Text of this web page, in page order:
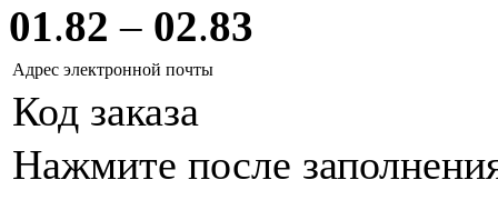
01.82 – 02.83
Адрес электронной почты
Код заказа
Нажмите после